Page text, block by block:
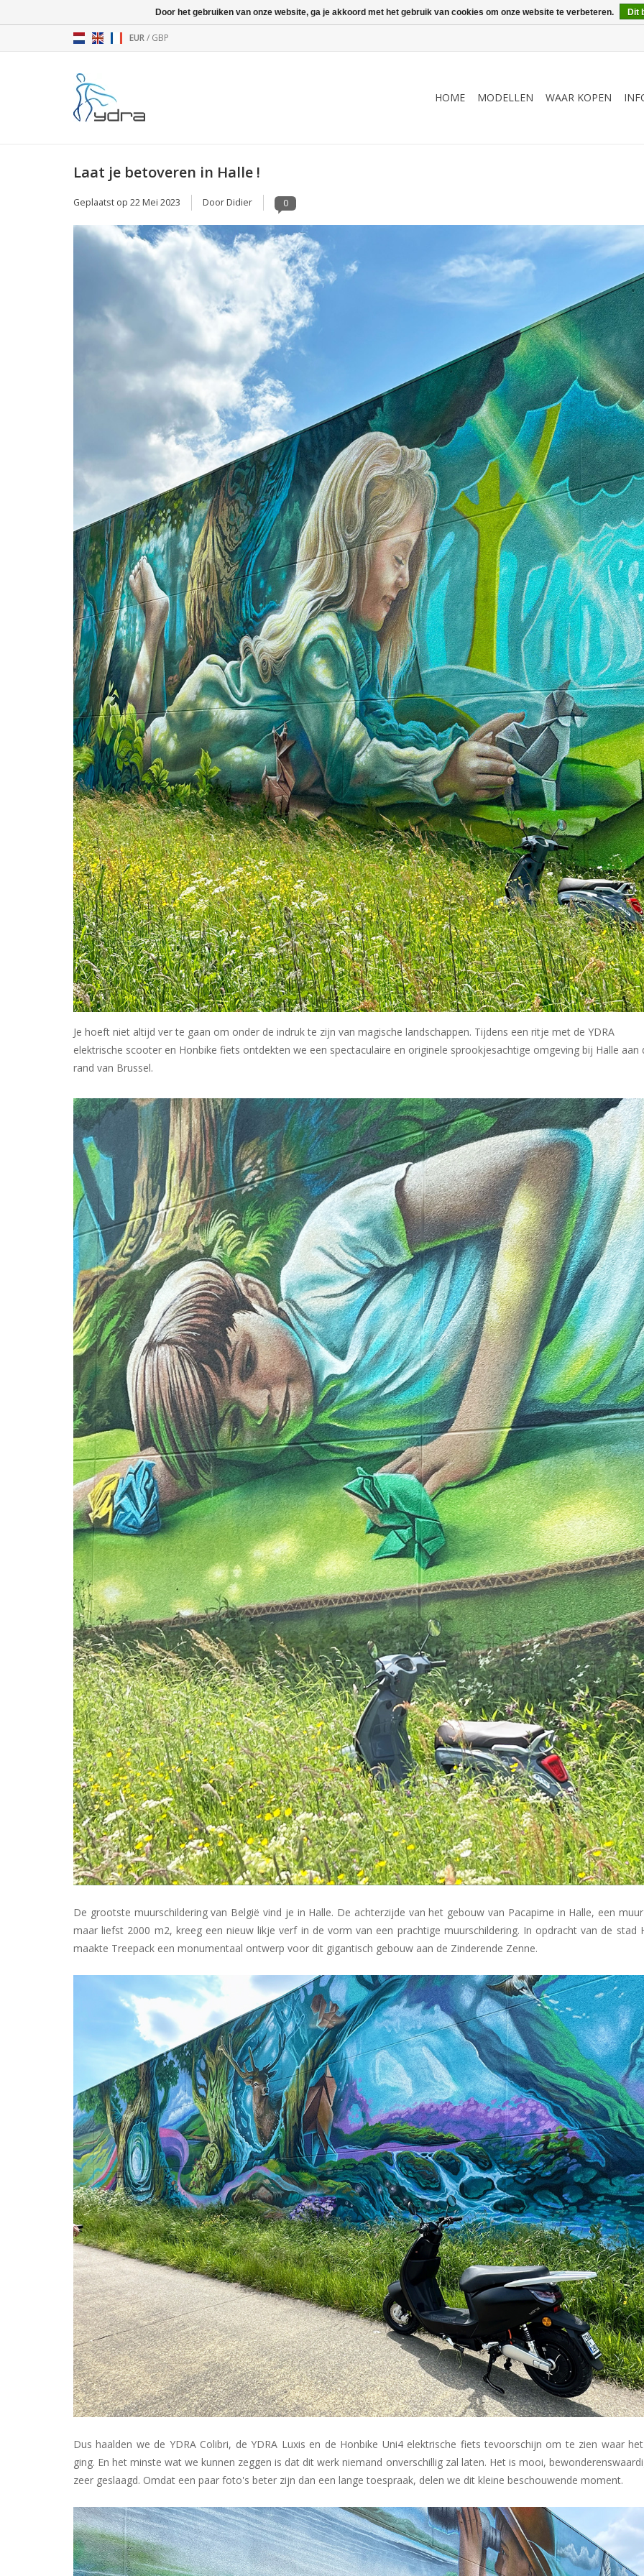
EUR/ GBP
HOME MODELLEN WAAR KOPEN
Laat je betoveren in Halle !
Geplaatst op 22 Mei 2023 Door Didier 0
Je hoeft niet altijd ver te gaan om onder de indruk te zijn van magische landschappen. Tijdens een ritje met de YDRA
elektrische scooter en Honbike fiets ontdekten we een spectaculaire en originele sprookjesachtige omgeving bij Halle aan
rand van Brussel.
De grootste muurschildering van België vind je in Halle. De achterzijde van het gebouw van Pacapime in Halle, een
maar liefst 2000 m2, kreeg een nieuw likje verf in de vorm van een prachtige muurschildering. In opdracht van de stad
maakte Treepack een monumentaal ontwerp voor dit gigantisch gebouw aan de Zinderende Zenne.
Dus haalden we de YDRA Colibri, de YDRA Luxis en de Honbike Uni4 elektrische fiets tevoorschijn om te zien waar
ging. En het minste wat we kunnen zeggen is dat dit werk niemand onverschillig zal laten. Het is mooi,
zeer geslaagd. Omdat een paar foto's beter zijn dan een lange toespraak, delen we dit kleine beschouwende moment.
Door het gebruiken van onze website, ga je akkoord met het gebruik van cookies om onze website te verbeteren. Dit